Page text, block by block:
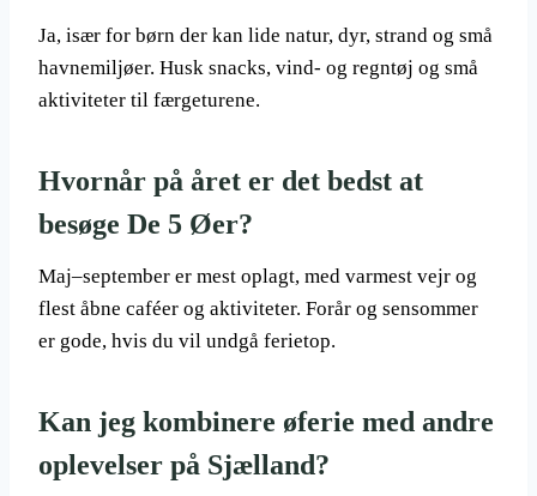
Ja, især for børn der kan lide natur, dyr, strand og små
havnemiljøer. Husk snacks, vind- og regntøj og små
aktiviteter til færgeturene.
Hvornår på året er det bedst at
besøge De 5 Øer?
Maj–september er mest oplagt, med varmest vejr og
flest åbne caféer og aktiviteter. Forår og sensommer
er gode, hvis du vil undgå ferietop.
Kan jeg kombinere øferie med andre
oplevelser på Sjælland?